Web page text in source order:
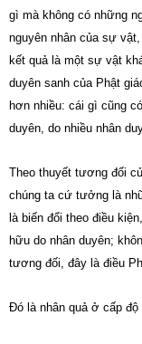
gì mà không có những
nguyên nhân của sự
kết quả là một sự vật
duyên sanh của Phật
hơn nhiều: cái gì cũng
duyên, do nhiều nhân
Theo thuyết tương đối
chúng ta cứ tưởng là
là biến đổi theo điều
hữu do nhân duyên;
tương đối, đây là điều
Đó là nhân quả ở cấp độ